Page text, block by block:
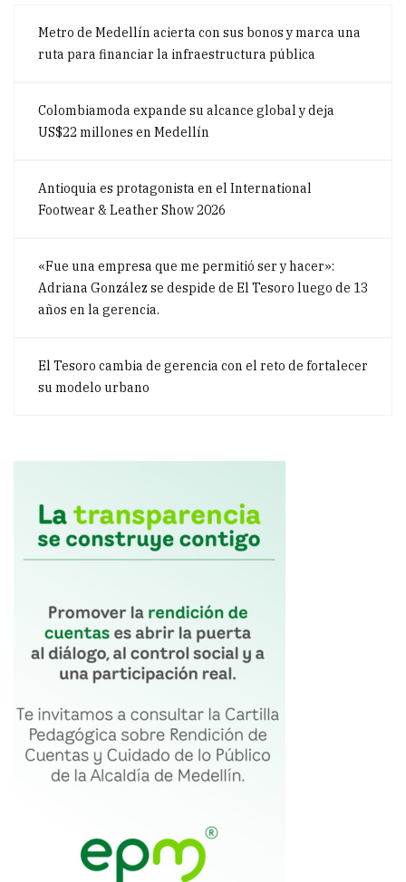
Metro de Medellín acierta con sus bonos y marca una
ruta para financiar la infraestructura pública
Colombiamoda expande su alcance global y deja
US$22 millones en Medellín
Antioquia es protagonista en el International
Footwear & Leather Show 2026
«Fue una empresa que me permitió ser y hacer»:
Adriana González se despide de El Tesoro luego de 13
años en la gerencia.
El Tesoro cambia de gerencia con el reto de fortalecer
su modelo urbano